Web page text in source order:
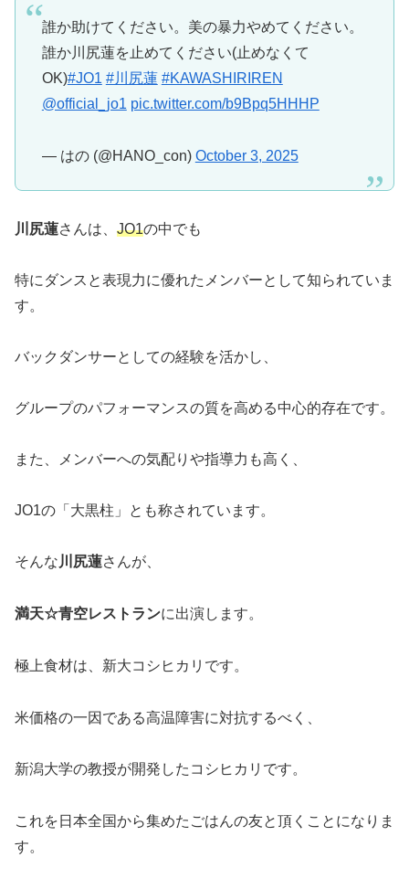
誰か助けてください。美の暴力やめてください。
誰か川尻蓮を止めてください(止めなくて
OK)#JO1 #川尻蓮 #KAWASHIRIREN
@official_jo1 pic.twitter.com/b9Bpq5HHHP
— はの (@HANO_con) October 3, 2025
川尻蓮さんは、 JO1の中でも
特にダンスと表現力に優れたメンバーとして知られていま
す。
バックダンサーとしての経験を活かし、
グループのパフォーマンスの質を高める中心的存在です。
また、メンバーへの気配りや指導力も高く、
JO1の「大黒柱」とも称されています。
そんな 川尻蓮さんが、
満天☆青空レストランに出演します。
極上食材は、新大コシヒカリです。
米価格の一因である高温障害に対抗するべく、
新潟大学の教授が開発したコシヒカリです。
これを日本全国から集めたごはんの友と頂くことになりま
す。